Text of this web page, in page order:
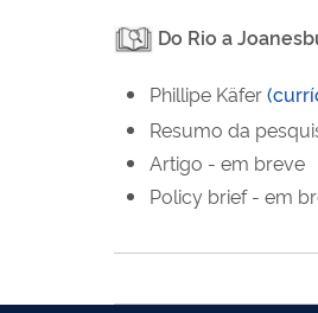
Do Rio a
Phillipe Käfer
Resumo da
Artigo - em breve
Policy brief- em